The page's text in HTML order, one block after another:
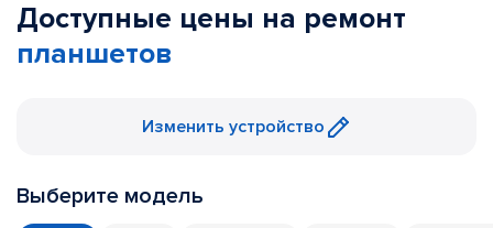
Доступные цены на ремонт
планшетов
Изменить устройство
Выберите модель